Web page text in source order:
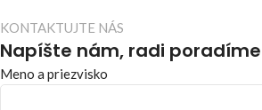
KONTAKTUJTE NÁS
Napíšte nám, radi poradíme
Meno a priezvisko